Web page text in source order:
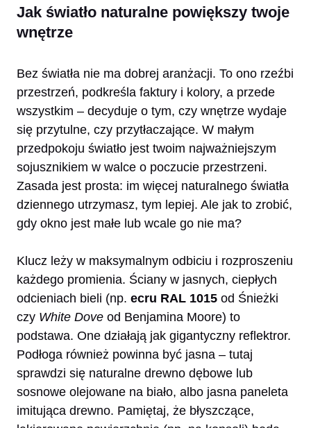
Jak światło naturalne powiększy twoje
wnętrze
Bez światła nie ma dobrej aranżacji. To ono rzeźbi
przestrzeń, podkreśla faktury i kolory, a przede
wszystkim – decyduje o tym, czy wnętrze wydaje
się przytulne, czy przytłaczające. W małym
przedpokoju światło jest twoim najważniejszym
sojusznikiem w walce o poczucie przestrzeni.
Zasada jest prosta: im więcej naturalnego światła
dziennego utrzymasz, tym lepiej. Ale jak to zrobić,
gdy okno jest małe lub wcale go nie ma?
Klucz leży w maksymalnym odbiciu i rozproszeniu
każdego promienia. Ściany w jasnych, ciepłych
odcieniach bieli (np. ecru RAL 1015 od Śnieżki
czy White Dove od Benjamina Moore) to
podstawa. One działają jak gigantyczny reflektror.
Podłoga również powinna być jasna – tutaj
sprawdzi się naturalne drewno dębowe lub
sosnowe olejowane na biało, albo jasna paneleta
imitująca drewno. Pamiętaj, że błyszczące,